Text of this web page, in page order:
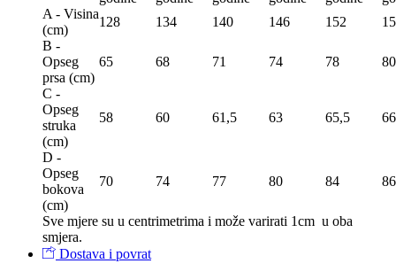
A - Visina
(сm)
128 134 140 146 152
B -
Opseg
prsa (сm)
65 68 71 74 78 80
C -
Opseg
struka
(сm)
58 60 61,5 63 65,5
D -
Opseg
bokova
(сm)
70 74 77 80 84 86
Sve mjere su u centrimetrima i može varirati 1cm u oba
smjera.
Dostava i povrat